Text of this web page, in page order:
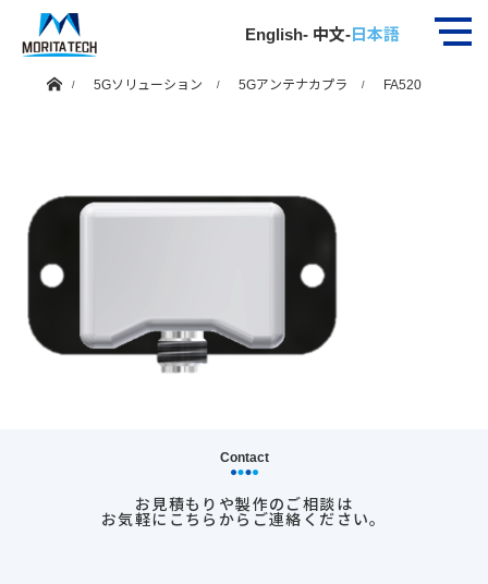
English- 中文-日本語
FA520
ホーム5Gソリューション 5Gアンテナカプラ FA520
Contact
お見積もりや製作のご相談は
お気軽にこちらからご連絡ください。